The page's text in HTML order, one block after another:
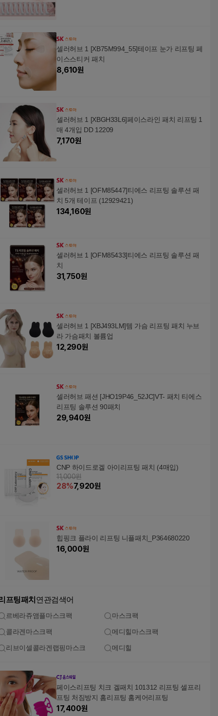
셀러허브 1 [XB75M994_55]테이프 눈가 리프팅 페
이스스티커 패치
8,610원
셀러허브 1 [XBGH33L6]페이스라인 패치 리프팅 1
매 4개입 DD 12209
7,170원
셀러허브 1 [OFM85447]티에스 리프팅 솔루션 패
치 5개 테이프 (12929421)
134,160원
셀러허브 1 [OFM85433]티에스 리프팅 솔루션 패
치
31,750원
셀러허브 1 [XBJ493LM]템 가슴 리프팅 패치 누브
라 가슴패치 볼륨업
12,290원
셀러허브 패션 [JHO19P46_52JC]VT- 패치 티에스
리프팅 솔루션 90패치
29,940원
CNP 하이드로겔 아이리프팅 패치 (4매입)
11,000원
28%7,920원
힙핑크 플라이 리프팅 니플패치_P364680220
16,000원
프팅패치 연관검색어
르베라쥬앰플마스크팩 마스크팩
콜라겐마스크팩 메디힐마스크팩
리브이셀콜라겐랩핑마스크 메디힐
페이스리프팅 치크 겔패치 101312 리프팅 셀프리
프팅 처짐방지 홈리프팅 홈케어리프팅
17,400원